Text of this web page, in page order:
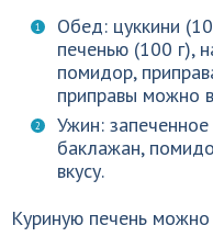
Обед: цуккини
печенью (100 г),
помидор,
приправы можно
Ужин:
баклажан,
вкусу.
Куриную печень